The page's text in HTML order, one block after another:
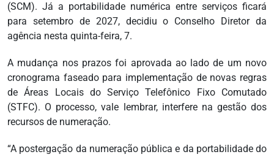
(SCM). Já a portabilidade numérica entre serviços ficará
para setembro de 2027, decidiu o Conselho Diretor da
agência nesta quinta-feira, 7.
A mudança nos prazos foi aprovada ao lado de um novo
cronograma faseado para implementação de novas regras
de Áreas Locais do Serviço Telefônico Fixo Comutado
(STFC). O processo, vale lembrar, interfere na gestão dos
recursos de numeração.
“A postergação da numeração pública e da portabilidade do